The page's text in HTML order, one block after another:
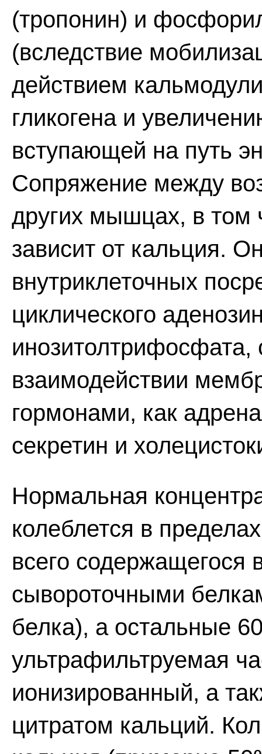
(тропонин) и
(вследствие
действием
гликогена и
вступающей на путь
Сопряжение между
других мышцах, в том
зависит от кальция.
внутриклеточных
циклического
взаимодействии
гормонами, как
секретин и
Нормальная
колеблется в
всего содержащегося
сывороточными
белка), а остальные
ультрафильтруемая
ионизированный, а
цитратом кальций.